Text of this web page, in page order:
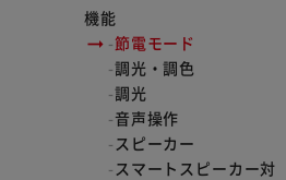
機能
節電モード
調光・調色
調光
音声操作
スピーカー
スマートスピーカー対